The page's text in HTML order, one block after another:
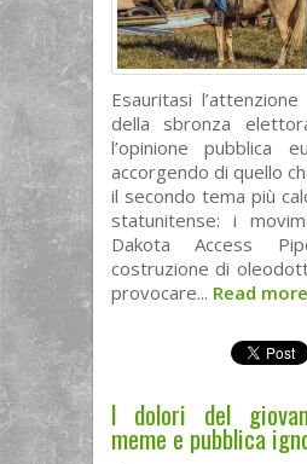
Esauritasi
della sbronza
l’opinione pubblica
accorgendo di quello
il secondo tema più
statunitense: i
Dakota Access
costruzione di
provocare... Read more
I dolori del
meme e pubblica